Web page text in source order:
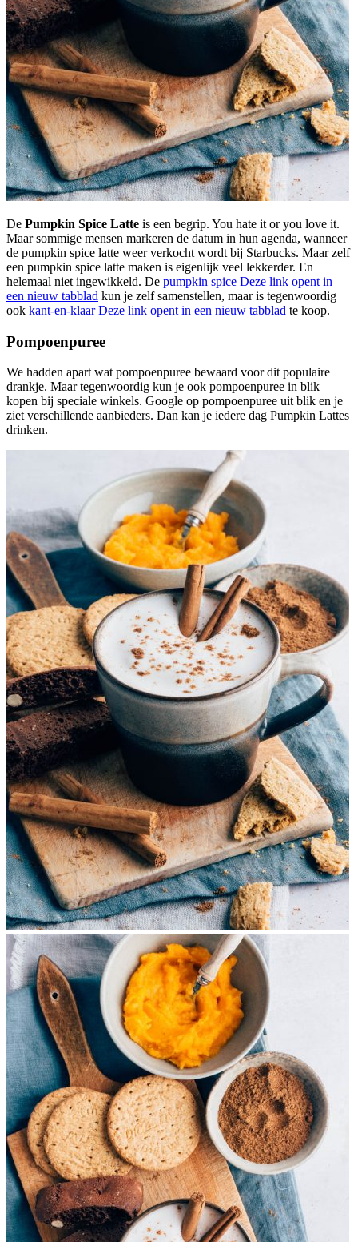
De Pumpkin Spice Latte is een begrip. You hate it or you love it.
Maar sommige mensen markeren de datum in hun agenda, wanneer
de pumpkin spice latte weer verkocht wordt bij Starbucks. Maar zelf
een pumpkin spice latte maken is eigenlijk veel lekkerder. En
helemaal niet ingewikkeld. De pumpkin spice Deze link opent in
een nieuw tabblad kun je zelf samenstellen, maar is tegenwoordig
ook kant-en-klaarDeze link opent in een nieuw tabblad te koop.
Pompoenpuree
We hadden apart wat pompoenpuree bewaard voor dit populaire
drankje. Maar tegenwoordig kun je ook pompoenpuree in blik
kopen bij speciale winkels. Google op pompoenpuree uit blik en je
ziet verschillende aanbieders. Dan kan je iedere dag Pumpkin Lattes
drinken.